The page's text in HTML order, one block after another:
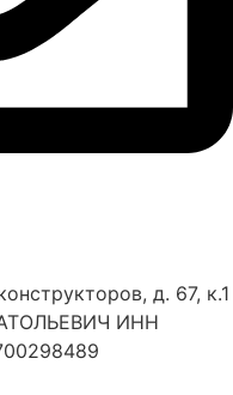
д. 67, к.1
ИНН